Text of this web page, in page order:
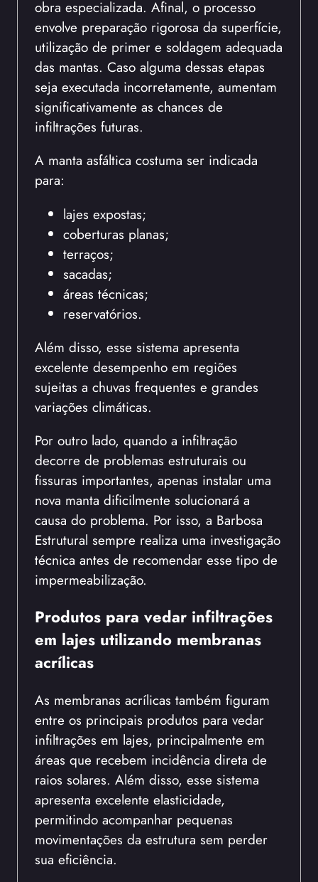
obra especializada. Afinal, o processo
envolve preparação rigorosa da superfície,
utilização de primer e soldagem adequada
das mantas. Caso alguma dessas etapas
seja executada incorretamente, aumentam
significativamente as chances de
infiltrações futuras.
A manta asfáltica costuma ser indicada
para:
lajes expostas;
coberturas planas;
terraços;
sacadas;
áreas técnicas;
reservatórios.
Além disso, esse sistema apresenta
excelente desempenho em regiões
sujeitas a chuvas frequentes e grandes
variações climáticas.
Por outro lado, quando a infiltração
decorre de problemas estruturais ou
fissuras importantes, apenas instalar uma
nova manta dificilmente solucionará a
causa do problema. Por isso, a Barbosa
Estrutural sempre realiza uma investigação
técnica antes de recomendar esse tipo de
impermeabilização.
Produtos para vedar infiltrações
em lajes utilizando membranas
acrílicas
As membranas acrílicas também figuram
entre os principais produtos para vedar
infiltrações em lajes, principalmente em
áreas que recebem incidência direta de
raios solares. Além disso, esse sistema
apresenta excelente elasticidade,
permitindo acompanhar pequenas
movimentações da estrutura sem perder
sua eficiência.